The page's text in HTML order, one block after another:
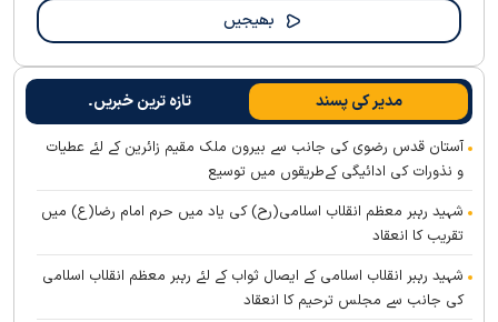
مدیر کی پسند تازہ ترین خبریں۔
آستان قدس رضوی کی جانب سے بیرون ملک مقیم زائرین کے لئے عطیات
و نذورات کی ادائیگی کےطریقوں میں توسیع
شہید رہبر معظم انقلاب اسلامی(رح) کی یاد میں حرم امام رضا(ع) میں
تقریب کا انعقاد
شہید رہبر انقلاب اسلامی کے ایصال ثواب کے لئے رہبر معظم انقلاب اسلامی
کی جانب سے مجلس ترحیم کا انعقاد